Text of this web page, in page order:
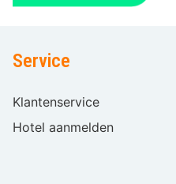
Service
Klantenservice
Hotel aanmelden